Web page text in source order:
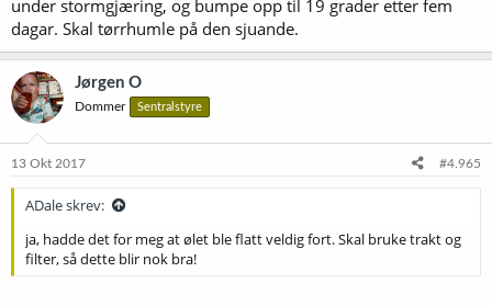
under stormgjæring, og bumpe opp til 19 grader etter fem
dagar. Skal tørrhumle på den sjuande.
Jørgen O
Dommer Sentralstyre
13 Okt 2017 #4.965
ADale skrev:
ja, hadde det for meg at ølet ble flatt veldig fort. Skal bruke trakt og
filter, så dette blir nok bra!